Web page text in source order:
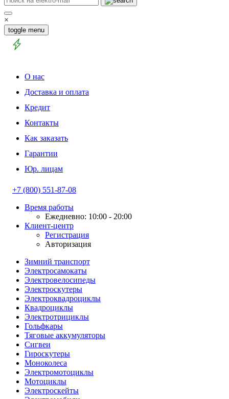
×
toggle menu
О нас
Доставка и оплата
Кредит
Контакты
Как заказать
Гарантии
Юр. лицам
+7 (800) 551-87-08
Время работы
Ежедневно: 10:00 - 20:00
Клиент-центр
Регистрация
Авторизация
Зимний транспорт
Электросамокаты
Электровелосипеды
Электроскутеры
Электроквадроциклы
Квадроциклы
Электротрициклы
Гольфкары
Тяговые аккумуляторы
Сигвеи
Гироскутеры
Моноколеса
Электромотоциклы
Мотоциклы
Электроскейты